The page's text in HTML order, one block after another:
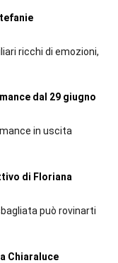
ricchi di emozioni,
dal 29 giugno
in uscita
di Floriana
può rovinarti
Chiaraluce